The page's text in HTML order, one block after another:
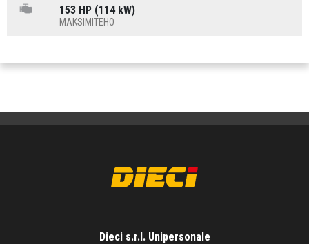
153 HP (114 kW)
MAKSIMITEHO
Dieci s.r.l. Unipersonale